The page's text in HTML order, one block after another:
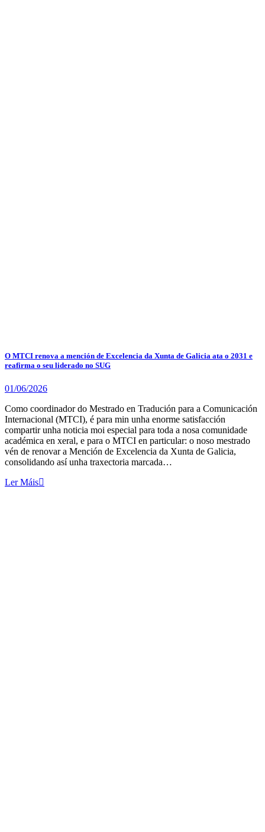
O MTCI renova a mención de Excelencia da Xunta de Galicia ata o 2031 e
reafirma o seu liderado no SUG
01/06/2026
Como coordinador do Mestrado en Tradución para a Comunicación
Internacional (MTCI), é para min unha enorme satisfacción
compartir unha noticia moi especial para toda a nosa comunidade
académica en xeral, e para o MTCI en particular: o noso mestrado
vén de renovar a Mención de Excelencia da Xunta de Galicia,
consolidando así unha traxectoria marcada…
Ler Máis